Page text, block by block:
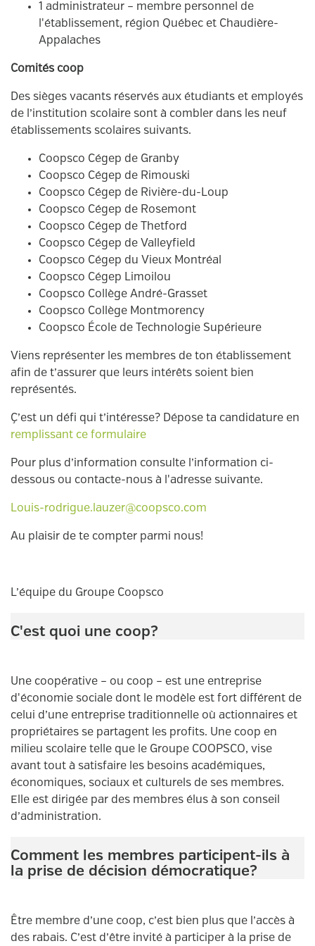
1 administrateur – membre personnel de
l'établissement, région Québec et Chaudière-
Appalaches
Comités coop
Des sièges vacants réservés aux étudiants et employés
de l’institution scolaire sont à combler dans les neuf
établissements scolaires suivants.
Coopsco Cégep de Granby
Coopsco Cégep de Rimouski
Coopsco Cégep de Rivière-du-Loup
Coopsco Cégep de Rosemont
Coopsco Cégep de Thetford
Coopsco Cégep de Valleyfield
Coopsco Cégep du Vieux Montréal
Coopsco Cégep Limoilou
Coopsco Collège André-Grasset
Coopsco Collège Montmorency
Coopsco École de Technologie Supérieure
Viens représenter les membres de ton établissement
afin de t’assurer que leurs intérêts soient bien
représentés.
Ç’est un défi qui t’intéresse? Dépose ta candidature en
remplissant ce formulaire
Pour plus d’information consulte l’information ci-
dessous ou contacte-nous à l'adresse suivante.
Louis-rodrigue.lauzer@coopsco.com
Au plaisir de te compter parmi nous!
L’équipe du Groupe Coopsco
C'est quoi une coop?
Une coopérative – ou coop – est une entreprise
d'économie sociale dont le modèle est fort différent de
celui d’une entreprise traditionnelle où actionnaires et
propriétaires se partagent les profits. Une coop en
milieu scolaire telle que le Groupe COOPSCO, vise
avant tout à satisfaire les besoins académiques,
économiques, sociaux et culturels de ses membres.
Elle est dirigée par des membres élus à son conseil
d’administration.
Comment les membres participent-ils à
la prise de décision démocratique?
Être membre d’une coop, c’est bien plus que l’accès à
des rabais. C’est d’être invité à participer à la prise de